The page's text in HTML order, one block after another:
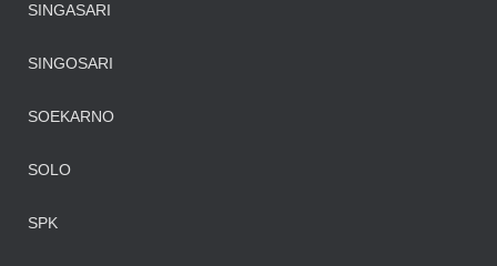
SINGASARI
SINGOSARI
SOEKARNO
SOLO
SPK